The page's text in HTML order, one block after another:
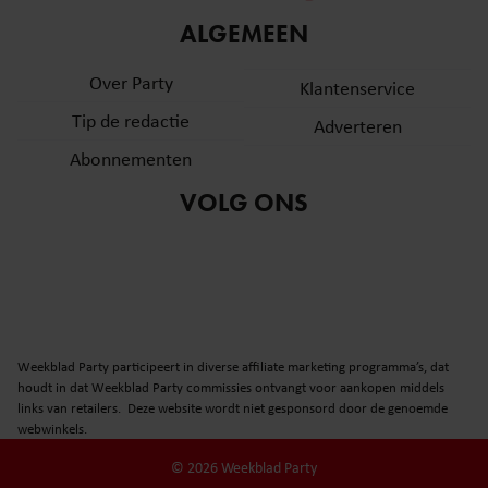
partners voor social media, adverteren en analyse. Deze
informatie die u aan ze heeft verstrekt of die ze hebben
verzameld op basis van uw gebruik van hun services. U
gebruiken.
ALGEMEEN
Over Party
Tip de redactie
Abonnementen
Klantenservice
Adverteren
VOLG ONS
Weekblad Party participeert in diverse affiliate marketing programma’s, dat
houdt in dat Weekblad Party commissies ontvangt voor aankopen middels
links van retailers. Deze website wordt niet gesponsord door de genoemde
webwinkels.
© 2026 Weekblad Party